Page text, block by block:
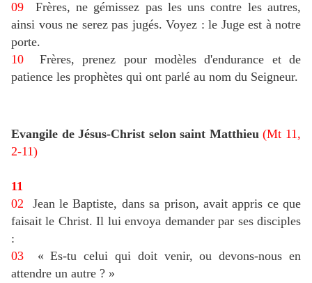
09 Frères, ne gémissez pas les uns contre les autres,
ainsi vous ne serez pas jugés. Voyez : le Juge est à notre
porte.
10 Frères, prenez pour modèles d'endurance et de
patience les prophètes qui ont parlé au nom du Seigneur.
Evangile de Jésus-Christ selon saint Matthieu (Mt 11,
2-11)
11
02 Jean le Baptiste, dans sa prison, avait appris ce que
faisait le Christ. Il lui envoya demander par ses disciples
:
03 « Es-tu celui qui doit venir, ou devons-nous en
attendre un autre ? »